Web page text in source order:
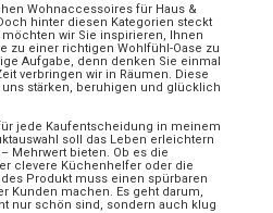
Wohnaccessoires für Haus &
hinter diesen Kategorien steckt
wir Sie inspirieren, Ihnen
zu einer richtigen Wohlfühl-Oase zu
Aufgabe, denn denken Sie einmal
verbringen wir in Räumen. Diese
stärken, beruhigen und glücklich
jede Kaufentscheidung in meinem
soll das Leben erleichtern
Mehrwert bieten. Ob es die
clevere Küchenhelfer oder die
Produkt muss einen spürbaren
Kunden machen. Es geht darum,
nur schön sind, sondern auch klug